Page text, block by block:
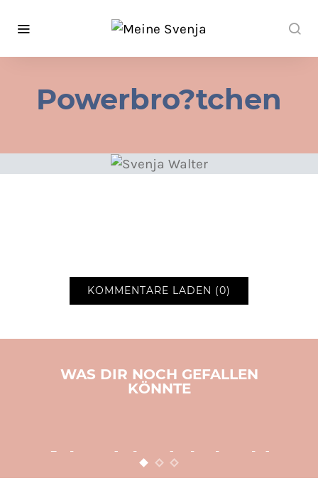
Powerbro?tchen
KOMMENTARE LADEN (0)
WAS DIR NOCH GEFALLEN
KÖNNTE
Adventsbasteln leicht
gemacht